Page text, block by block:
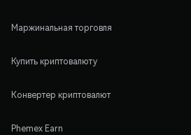
Маржинальная торговля
Купить криптовалюту
Конвертер криптовалют
Phemex Earn